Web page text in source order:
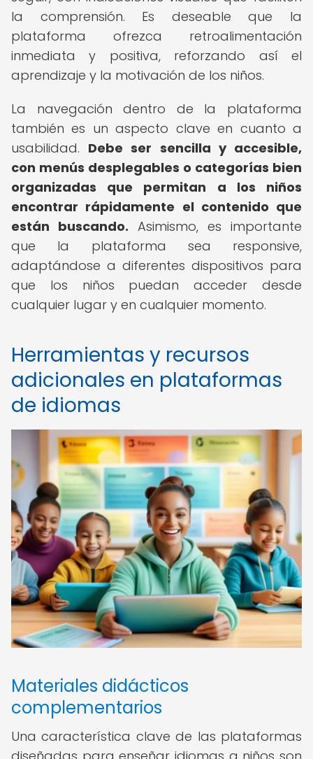
la comprensión. Es deseable que la
plataforma ofrezca retroalimentación
inmediata y positiva, reforzando así el
aprendizaje y la motivación de los niños.
La navegación dentro de la plataforma
también es un aspecto clave en cuanto a
usabilidad. Debe ser sencilla y accesible,
con menús desplegables o categorías bien
organizadas que permitan a los niños
encontrar rápidamente el contenido que
están buscando. Asimismo, es importante
que la plataforma sea responsive,
adaptándose a diferentes dispositivos para
que los niños puedan acceder desde
cualquier lugar y en cualquier momento.
Herramientas y recursos
adicionales en plataformas
de idiomas
Materiales didácticos
complementarios
Una característica clave de las plataformas